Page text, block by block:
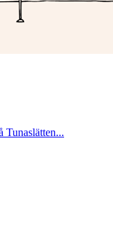
Tunaslätten...